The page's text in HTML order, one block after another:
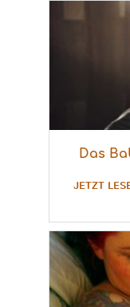
Das
JETZT